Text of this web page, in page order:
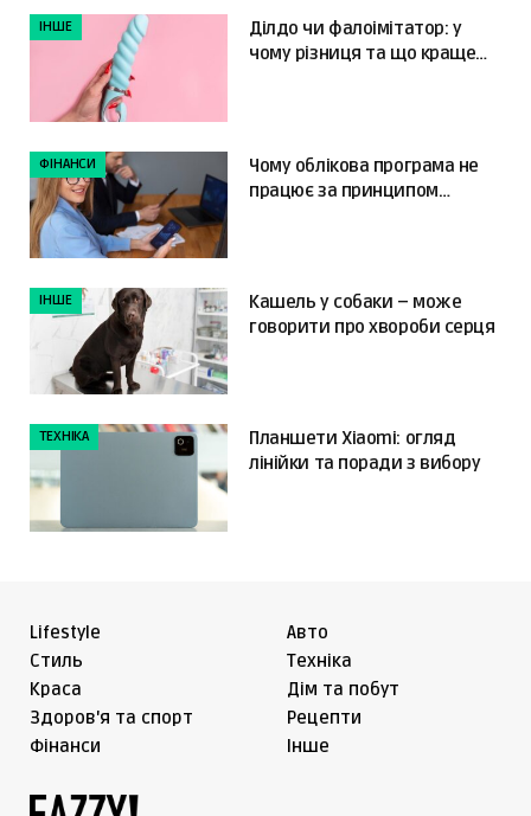
ІНШЕ
Ділдо чи фалоімітатор: у
чому різниця та що краще
ФІНАНСИ
Чому облікова програма не
працює за принципом
ІНШЕ
Кашель у собаки – може
говорити про хвороби серця
ТЕХНІКА
Планшети Xiaomi: огляд
лінійки та поради з вибору
Lifestyle
Cтиль
Краса
Здоров'я та спорт
Фінанси
Авто
Техніка
Дім та побут
Рецепти
Інше